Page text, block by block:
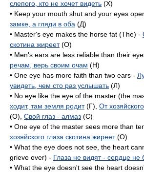
слепого, кто не хочет видеть (X)
• Keep your mouth shut and your eyes
замке, а гляди в оба (Д)
• Master's eye makes the horse fat (The) -
скотина жиреет(O)
• Men's ears are less reliable than their
речам, верь своим очам (H)
• One eye has more faith than two ears -
увидеть, чем сто раз услышать (Л)
• No eye like the eye of the master (the
ходит, там земля родит(Г), От
(O), Свой глаз - алмаз (C)
• One eye of the master sees more than
хозяйского глаза скотина жиреет(O)
• What the eye does not see, the heart
grieve over) - Глаза не видят - сердце не
• What the eye doesn't see the heart